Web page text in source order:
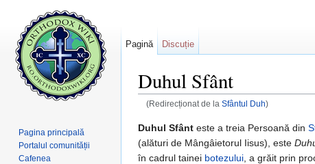
Duhul Sfânt
(Redirecționat de la Sfântul Duh)
Duhul Sfânt este a treia Persoană din
(alături de Mângâietorul Iisus), este
în cadrul tainei botezului , a grăit prin
Pagină Discuție
Pagina principală
Portalul comunității
Cafenea